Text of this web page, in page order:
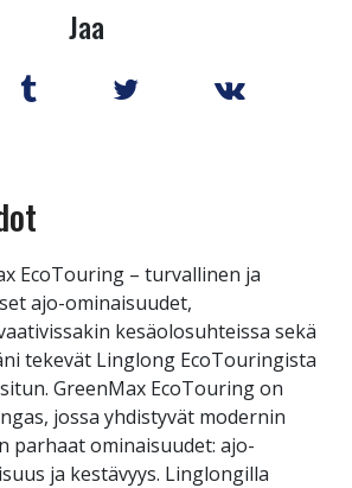
Jaa
EcoTouring – turvallinen ja
ajo-ominaisuudet,
kesäolosuhteissa sekä
tekevät Linglong EcoTouringista
GreenMax EcoTouring on
jossa yhdistyvät modernin
parhaat ominaisuudet: ajo-
ja kestävyys. Linglongilla